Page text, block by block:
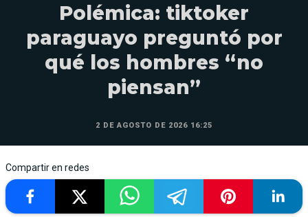
Polémica: tiktoker
paraguayo preguntó por
qué los hombres “no
piensan”
2 DE AGOSTO DE 2026 16:25
Compartir en redes